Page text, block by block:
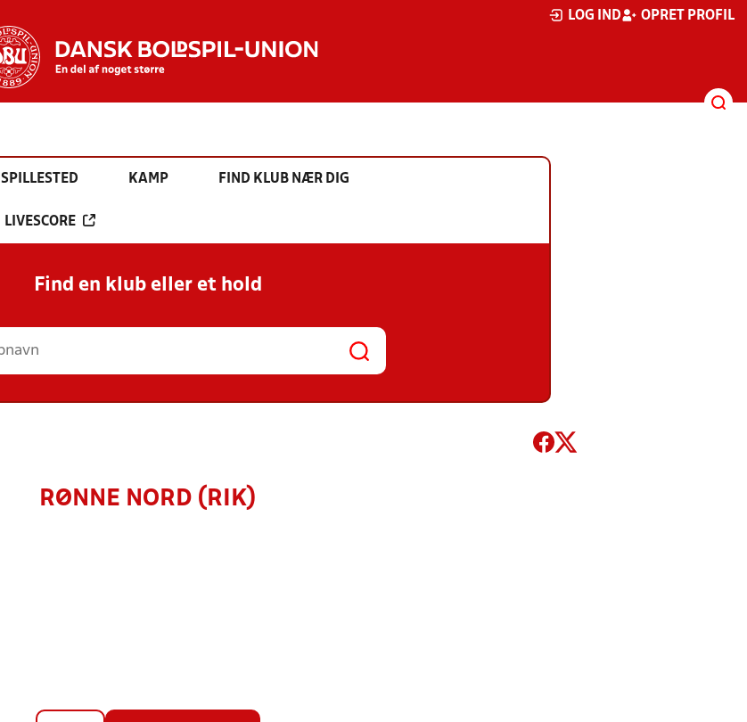
LOG IND OPRET PROFIL
SPILLESTED KAMP FIND KLUB NÆR DIG
LIVESCORE
Find en klub eller et hold
RØNNE NORD (RIK)